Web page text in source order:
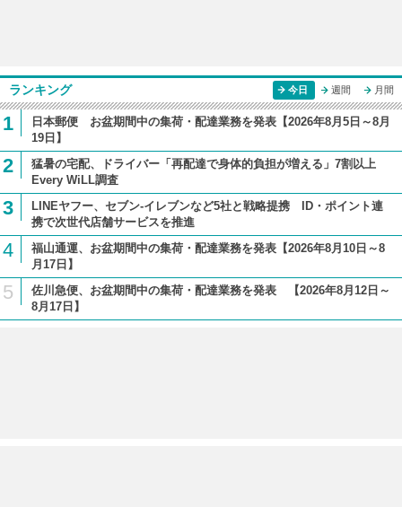
ランキング 今日 週間 月間
1
日本郵便 お盆期間中の集荷・配達業務を発表【2026年8月5日～8月
19日】
2
猛暑の宅配、ドライバー「再配達で身体的負担が増える」7割以上
Every WiLL調査
3
LINEヤフー、セブン-イレブンなど5社と戦略提携 ID・ポイント連
携で次世代店舗サービスを推進
4
福山通運、お盆期間中の集荷・配達業務を発表【2026年8月10日～8
月17日】
5
佐川急便、お盆期間中の集荷・配達業務を発表 【2026年8月12日～
8月17日】